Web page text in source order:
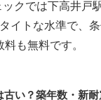
クでは下高井
イトな水準で、
も無料です。
い？築年数・新